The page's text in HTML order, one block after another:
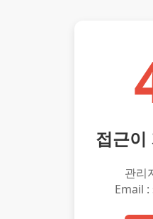
접근이
관리
Email